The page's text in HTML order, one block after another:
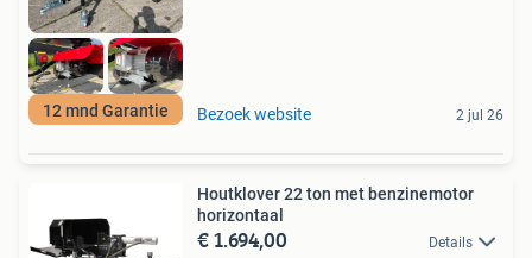
12 mnd Garantie Bezoek website 2 jul 26
Houtklover 22 ton met benzinemotor
horizontaal
€ 1.694,00 Details